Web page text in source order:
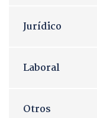
Jurídico
Laboral
Otros